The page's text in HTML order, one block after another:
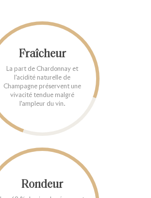
Fraîcheur
La part de Chardonnay et
l'acidité naturelle de
Champagne préservent une
vivacité tendue malgré
l'ampleur du vin.
Rondeur